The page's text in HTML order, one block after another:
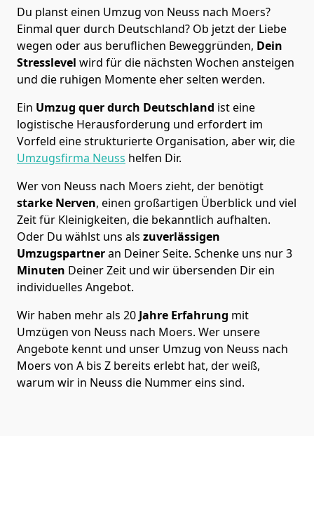
Du planst einen Umzug von Neuss nach Moers?
Einmal quer durch Deutschland? Ob jetzt der Liebe
wegen oder aus beruflichen Beweggründen, Dein
Stresslevel wird für die nächsten Wochen ansteigen
und die ruhigen Momente eher selten werden.
Ein Umzug quer durch Deutschland ist eine
logistische Herausforderung und erfordert im
Vorfeld eine strukturierte Organisation, aber wir, die
Umzugsfirma Neuss helfen Dir.
Wer von Neuss nach Moers zieht, der benötigt
starke Nerven, einen großartigen Überblick und viel
Zeit für Kleinigkeiten, die bekanntlich aufhalten.
Oder Du wählst uns als zuverlässigen
Umzugspartneran Deiner Seite. Schenke uns nur3
Minuten Deiner Zeit und wir übersenden Dir ein
individuelles Angebot.
Wir haben mehr als 20 Jahre Erfahrung mit
Umzügen von Neuss nach Moers. Wer unsere
Angebote kennt und unser Umzug von Neuss nach
Moers von A bis Z bereits erlebt hat, der weiß,
warum wir in Neuss die Nummer eins sind.